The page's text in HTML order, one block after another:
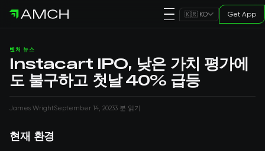
🇰🇷 KO Get App
벤처 뉴스
Instacart IPO, 낮은 가치 평가에
도 불구하고 첫날 40% 급등
James WrightSeptember 14, 20233 분 읽기
현재 환경